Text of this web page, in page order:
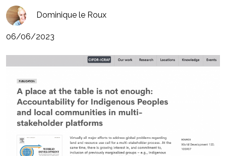
Dominique le Roux
06/06/2023